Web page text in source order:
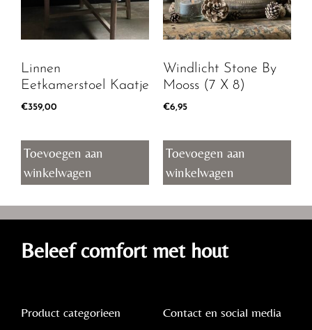
Linnen
Eetkamerstoel Kaatje
€359,00
Toevoegen aan
winkelwagen
Windlicht Stone By
Mooss (7 X 8)
€6,95
Toevoegen aan
winkelwagen
Beleef comfort met hout
Product categorieen Contact en social media